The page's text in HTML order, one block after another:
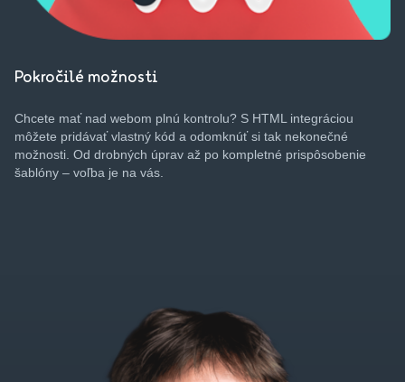
Pokročilé možnosti
Chcete mať nad webom plnú kontrolu? S HTML integráciou
môžete pridávať vlastný kód a odomknúťsi tak nekonečné
možnosti . Od drobných úprav až po kompletné prispôsobenie
šablóny – voľba je na vás